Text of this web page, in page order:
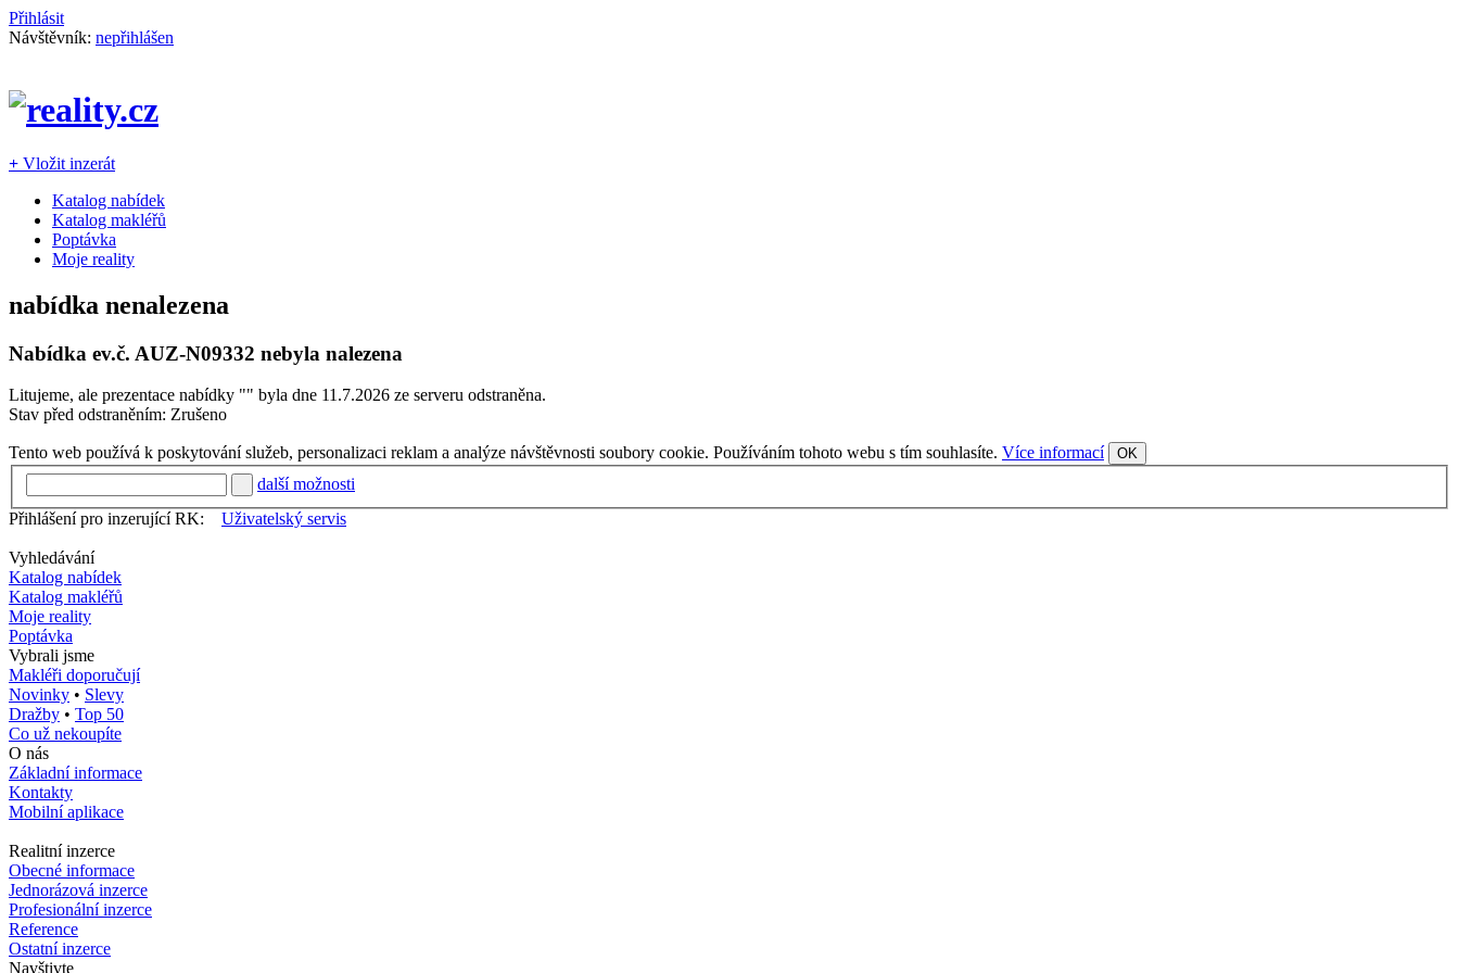
Přihlásit
Návštěvník: nepřihlášen
+ Vložit inzerát
Katalog nabídek
Katalog makléřů
Poptávka
Moje reality
nabídka nenalezena
Nabídka ev.č. AUZ-N09332 nebyla nalezena
Litujeme, ale prezentace nabídky "" byla dne 11.7.2026 ze serveru odstraněna.
Stav před odstraněním: Zrušeno
Tento web používá k poskytování služeb, personalizaci reklam a analýze návštěvnosti soubory cookie. Používáním tohoto webu s tím souhlasíte. Více informací OK
další možnosti
Přihlášení pro inzerující RK:
Uživatelský servis
Vyhledávání
Katalog nabídek
Katalog makléřů
Moje reality
Poptávka
Vybrali jsme
Makléři doporučují
Novinky • Slevy
Dražby • Top 50
Co už nekoupíte
O nás
Základní informace
Kontakty
Mobilní aplikace
Realitní inzerce
Obecné informace
Jednorázová inzerce
Profesionální inzerce
Reference
Ostatní inzerce
Navštivte